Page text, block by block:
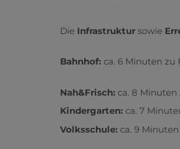
Die Infrastruktur sowie
Bahnhof: ca. 6 Minuten zu
Nah&Frisch: ca. 8 Minuten
Kindergarten: ca. 7
Volksschule: ca. 9